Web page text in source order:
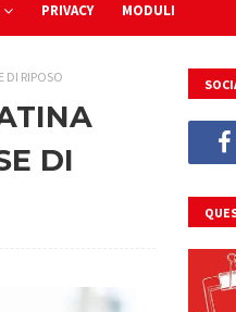
PRIVACY MODULI
DI RIPOSO
DI